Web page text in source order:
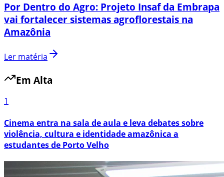
Por Dentro do Agro: Projeto Insaf da Embrapa
vai fortalecer sistemas agroflorestais na
Amazônia
Ler matéria
Em Alta
1
Cinema entra na sala de aula e leva debates sobre
violência, cultura e identidade amazônica a
estudantes de Porto Velho